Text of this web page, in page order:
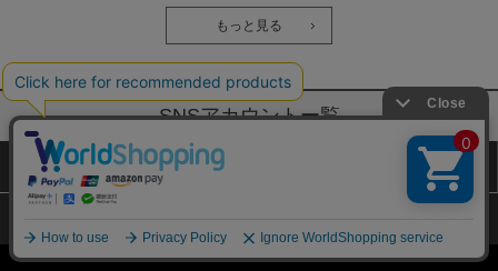
もっと見る
SNSアカウントー覧
サイトマップ
Copyright (c) TAKARAJIMASHA,Inc. All Rights Reserved.